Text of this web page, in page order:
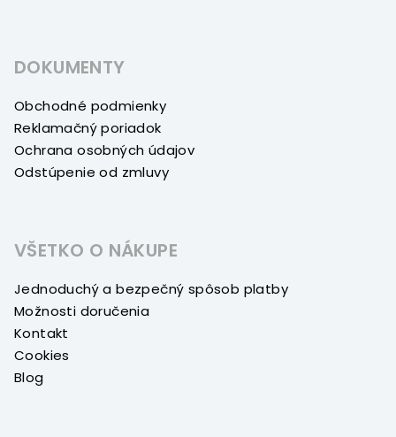
DOKUMENTY
Obchodné podmienky
Reklamačný poriadok
Ochrana osobných údajov
Odstúpenie od zmluvy
VŠETKO O NÁKUPE
Jednoduchý a bezpečný spôsob platby
Možnosti doručenia
Kontakt
Cookies
Blog